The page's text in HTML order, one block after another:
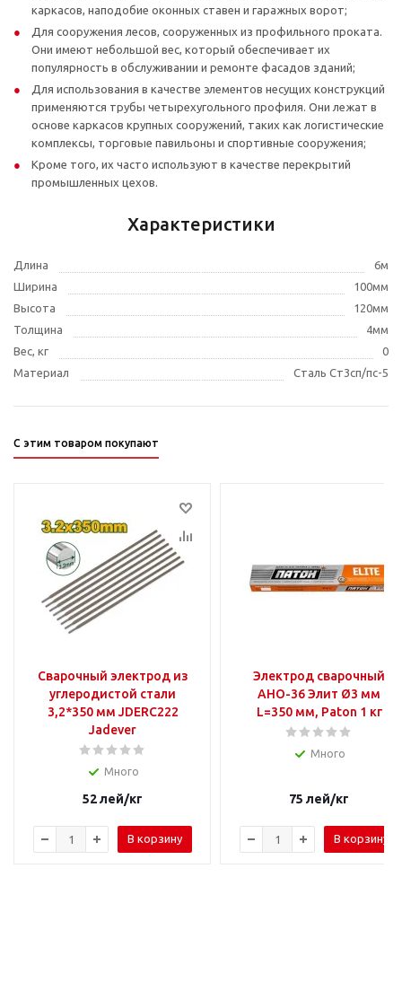
каркасов, наподобие оконных ставен и гаражных ворот;
Для сооружения лесов, сооруженных из профильного проката.
Они имеют небольшой вес, который обеспечивает их
популярность в обслуживании и ремонте фасадов зданий;
Для использования в качестве элементов несущих конструкций
применяются трубы четырехугольного профиля. Они лежат в
основе каркасов крупных сооружений, таких как логистические
комплексы, торговые павильоны и спортивные сооружения;
Кроме того, их часто используют в качестве перекрытий
промышленных цехов.
Характеристики
Длина
6м
Ширина
100мм
Высота
120мм
Толщина
4мм
Вес, кг
0
Материал
Сталь Ст3сп/пс-5
С этим товаром покупают
Сварочный электрод из
углеродистой стали
3,2*350 мм JDERC222
Jadever
Много
52лей/кг
В корзину
Электрод сварочный
АНО-36 Элит Ø3 мм
L=350 мм, Paton 1 кг
Много
75 лей/кг
В корзину